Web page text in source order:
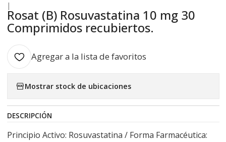
|
Rosat (B) Rosuvastatina 10 mg 30
Comprimidos recubiertos.
Agregar a la lista de favoritos
Mostrar stock de ubicaciones
DESCRIPCIÓN
Principio Activo: Rosuvastatina / Forma Farmacéutica: